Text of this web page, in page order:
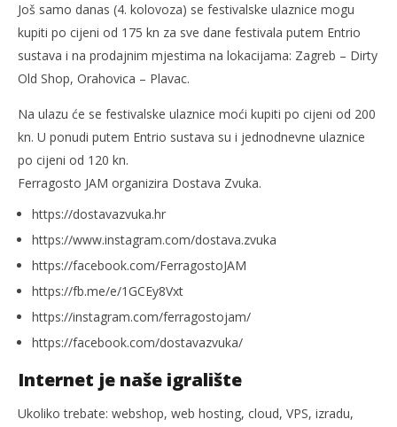
Još samo danas (4. kolovoza) se festivalske ulaznice mogu
kupiti po cijeni od 175 kn za sve dane festivala putem Entrio
sustava i na prodajnim mjestima na lokacijama: Zagreb – Dirty
Old Shop, Orahovica – Plavac.
Na ulazu će se festivalske ulaznice moći kupiti po cijeni od 200
kn. U ponudi putem Entrio sustava su i jednodnevne ulaznice
po cijeni od 120 kn.
Ferragosto JAM organizira Dostava Zvuka.
https://dostavazvuka.hr
https://www.instagram.com/dostava.zvuka
https://facebook.com/FerragostoJAM
https://fb.me/e/1GCEy8Vxt
https://instagram.com/ferragostojam/
https://facebook.com/dostavazvuka/
Internet je naše igralište
Ukoliko trebate: webshop, web hosting, cloud, VPS, izradu,